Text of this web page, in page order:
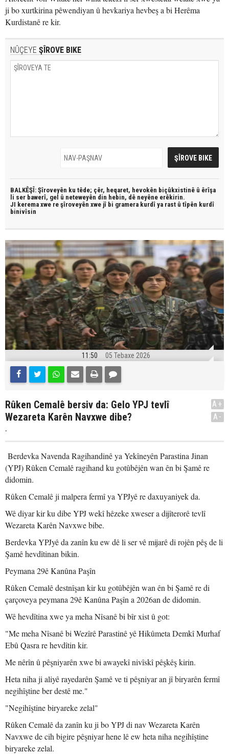
ji bo xurtkirina pêwendiyan û hevkariya hevbeş a bi Herêma
Kurdistanê re kir.
NÛÇEYE ŞÎROVE BIKE
BALKÊŞÎ: Şîroveyên ku têde; çêr, heqaret, hevokên biçûkxistinê û êrîşa
li ser bawerî, gel û neteweyên din hebin, dê neyêne erêkirin.
JI kerema xwe re şîroveyên xwe jî bi gramera kurdî ya rast û tîpên kurdî
binivîsin
11:50 05 Tebaxe 2026
Rûken Cemalê bersiv da: Gelo YPJ tevlî
Wezareta Karên Navxwe dibe?
.
A+
A-
Berdevka Navenda Ragihandinê ya Yekîneyên Parastina Jinan
(YPJ) Rûken Cemalê ragihand ku gotûbêjên wan ên bi Şamê re
didomin.
Rûken Cemalê ji malpera fermî ya YPJyê re daxuyaniyek da.
Wê diyar kir ku dibe YPJ wekî hêzeke xweser a dijîterorê tevlî
Wezareta Karên Navxwe bibe.
Berdevka YPJyê da zanîn ku ew dê li ser vê mijarê di rojên pêş de li
Şamê hevdîtinan bikin.
Peymana 29ê Kanûna Paşîn
Rûken Cemalê destnîşan kir ku gotûbêjên wan ên bi Şamê re di
çarçoveya peymana 29ê Kanûna Paşîn a 2026an de didomin.
Wê hevdîtina xwe ya meha Nîsanê bi bîr xist û got:
"Me meha Nîsanê bi Wezîrê Parastinê yê Hikûmeta Demkî Murhaf
Ebû Qasra re hevdîtin kir.
Me nêrîn û pêşniyarên xwe bi awayekî nivîskî pêşkêş kirin.
Heta niha ji aliyê rayedarên Şamê ve ti pêşniyar an jî biryarên fermî
negihîştine ber destê me."
"Negihîştine biryareke zelal"
Rûken Cemalê da zanîn ku ji bo YPJ di nav Wezareta Karên
Navxwe de cih bigire pêşniyar hene lê ew heta niha negihîştine
biryareke zelal.